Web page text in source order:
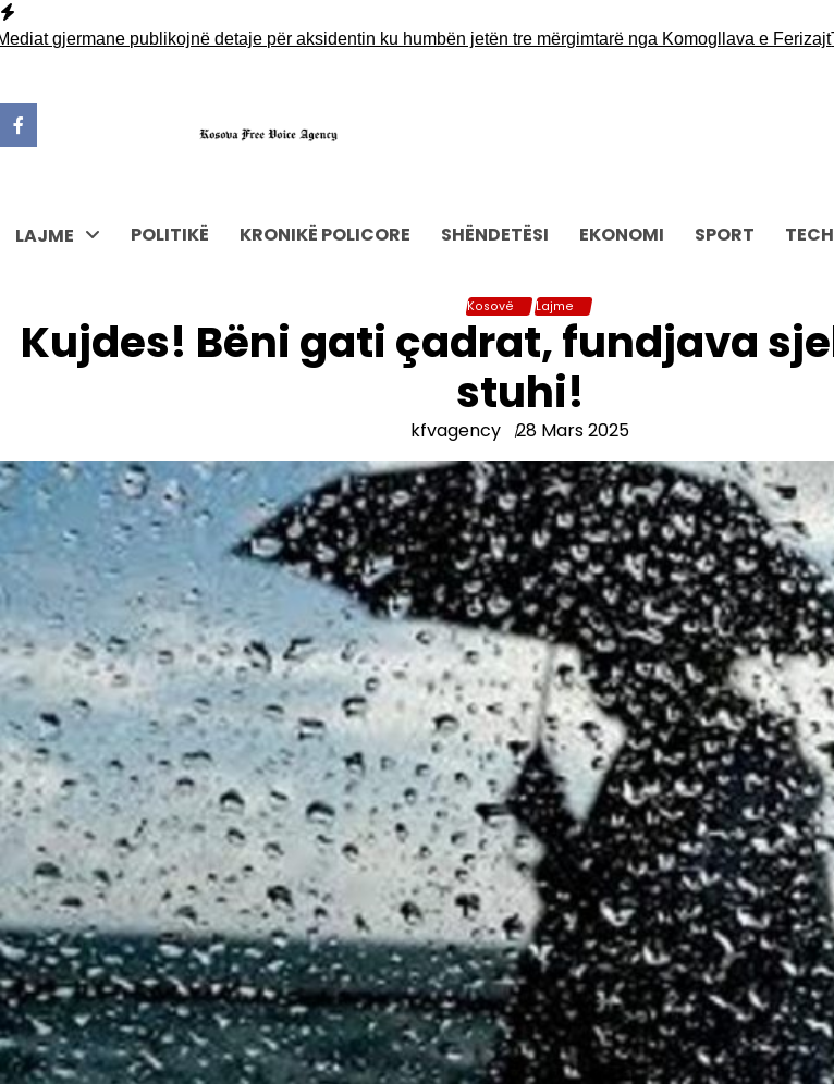
Skip
togjermane publikojnë detaje për aksidentin ku humbën jetën tre mërgimtarë nga Komogllava e FerizajtTre
LAJME POLITIKË KRONIKË POLICORE SHËNDETËSI EKONOMI SPORT
Kosovë Lajme
Kujdes! Bëni gati çadrat, fundjava
stuhi!
kfvagency 28 Mars 2025